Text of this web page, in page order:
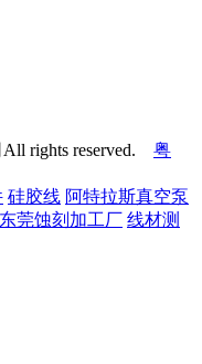
rights reserved. 粤
硅胶线 阿特拉斯真空泵
东莞蚀刻加工厂 线材测